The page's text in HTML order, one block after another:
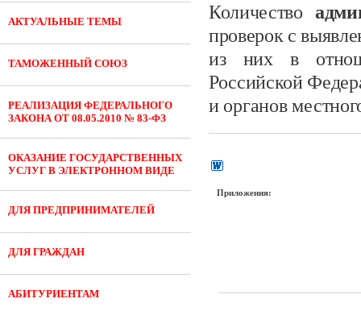
АКТУАЛЬНЫЕ ТЕМЫ
ТАМОЖЕННЫЙ СОЮЗ
РЕАЛИЗАЦИЯ ФЕДЕРАЛЬНОГО
ЗАКОНА ОТ 08.05.2010 № 83-ФЗ
ОКАЗАНИЕ ГОСУДАРСТВЕННЫХ
УСЛУГ В ЭЛЕКТРОННОМ ВИДЕ
ДЛЯ ПРЕДПРИНИМАТЕЛЕЙ
ДЛЯ ГРАЖДАН
АБИТУРИЕНТАМ
Количество
проверок с
из них в
Российской
и органов
Приложения: